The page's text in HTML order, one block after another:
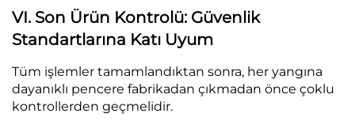
VI. Son Ürün Kontrolü: Güvenlik
Standartlarına Katı Uyum
Tüm işlemler tamamlandıktan sonra, her yangına
dayanıklı pencere fabrikadan çıkmadan önce çoklu
kontrollerden geçmelidir.